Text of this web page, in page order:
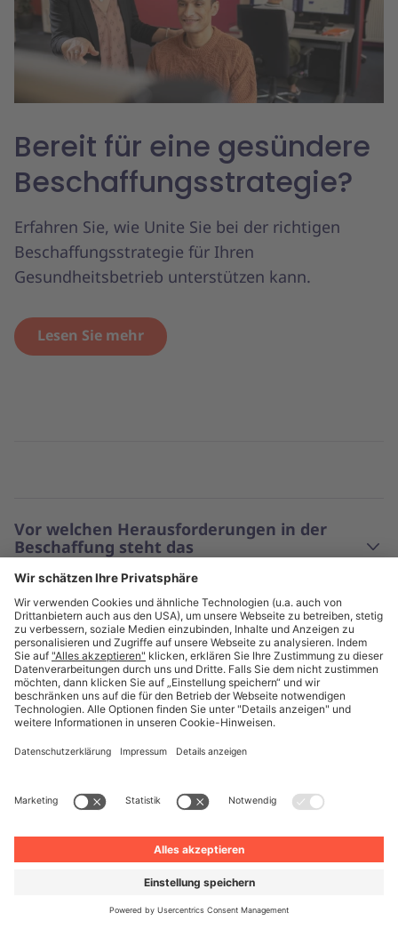
Bereit für eine gesündere
Beschaffungsstrategie?
Erfahren Sie, wie Unite Sie bei der richtigen
Beschaffungsstrategie für Ihren
Gesundheitsbetrieb unterstützen kann.
Lesen Sie mehr
Vor welchen Herausforderungen in der
Beschaffung steht das
Gesundheitswesen?
Wie können Lieferketten im
Gesundheitswesen widerstandsfähiger
gestaltet werden?
Wie kann strategischer Beschaffung
zu meistern?
Beschaffungsherausforderungen im
Gesundheitswesen?
Warum sollten Unternehmen im